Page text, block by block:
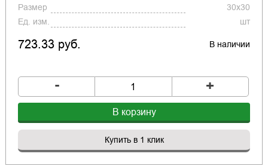
Размер
30x30
Ед. изм.
шт
723.33 руб. В наличии
- +
В корзину
Купить в 1 клик